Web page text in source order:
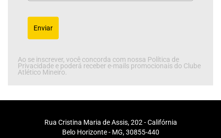
Enviar
Ao se inscrever, você concorda com nossa Política de
Privacidade e poderá receber e-mails promocionais do Clube
Atlético Mineiro.
Rua Cristina Maria de Assis, 202 - Califórnia
Belo Horizonte - MG, 30855-440